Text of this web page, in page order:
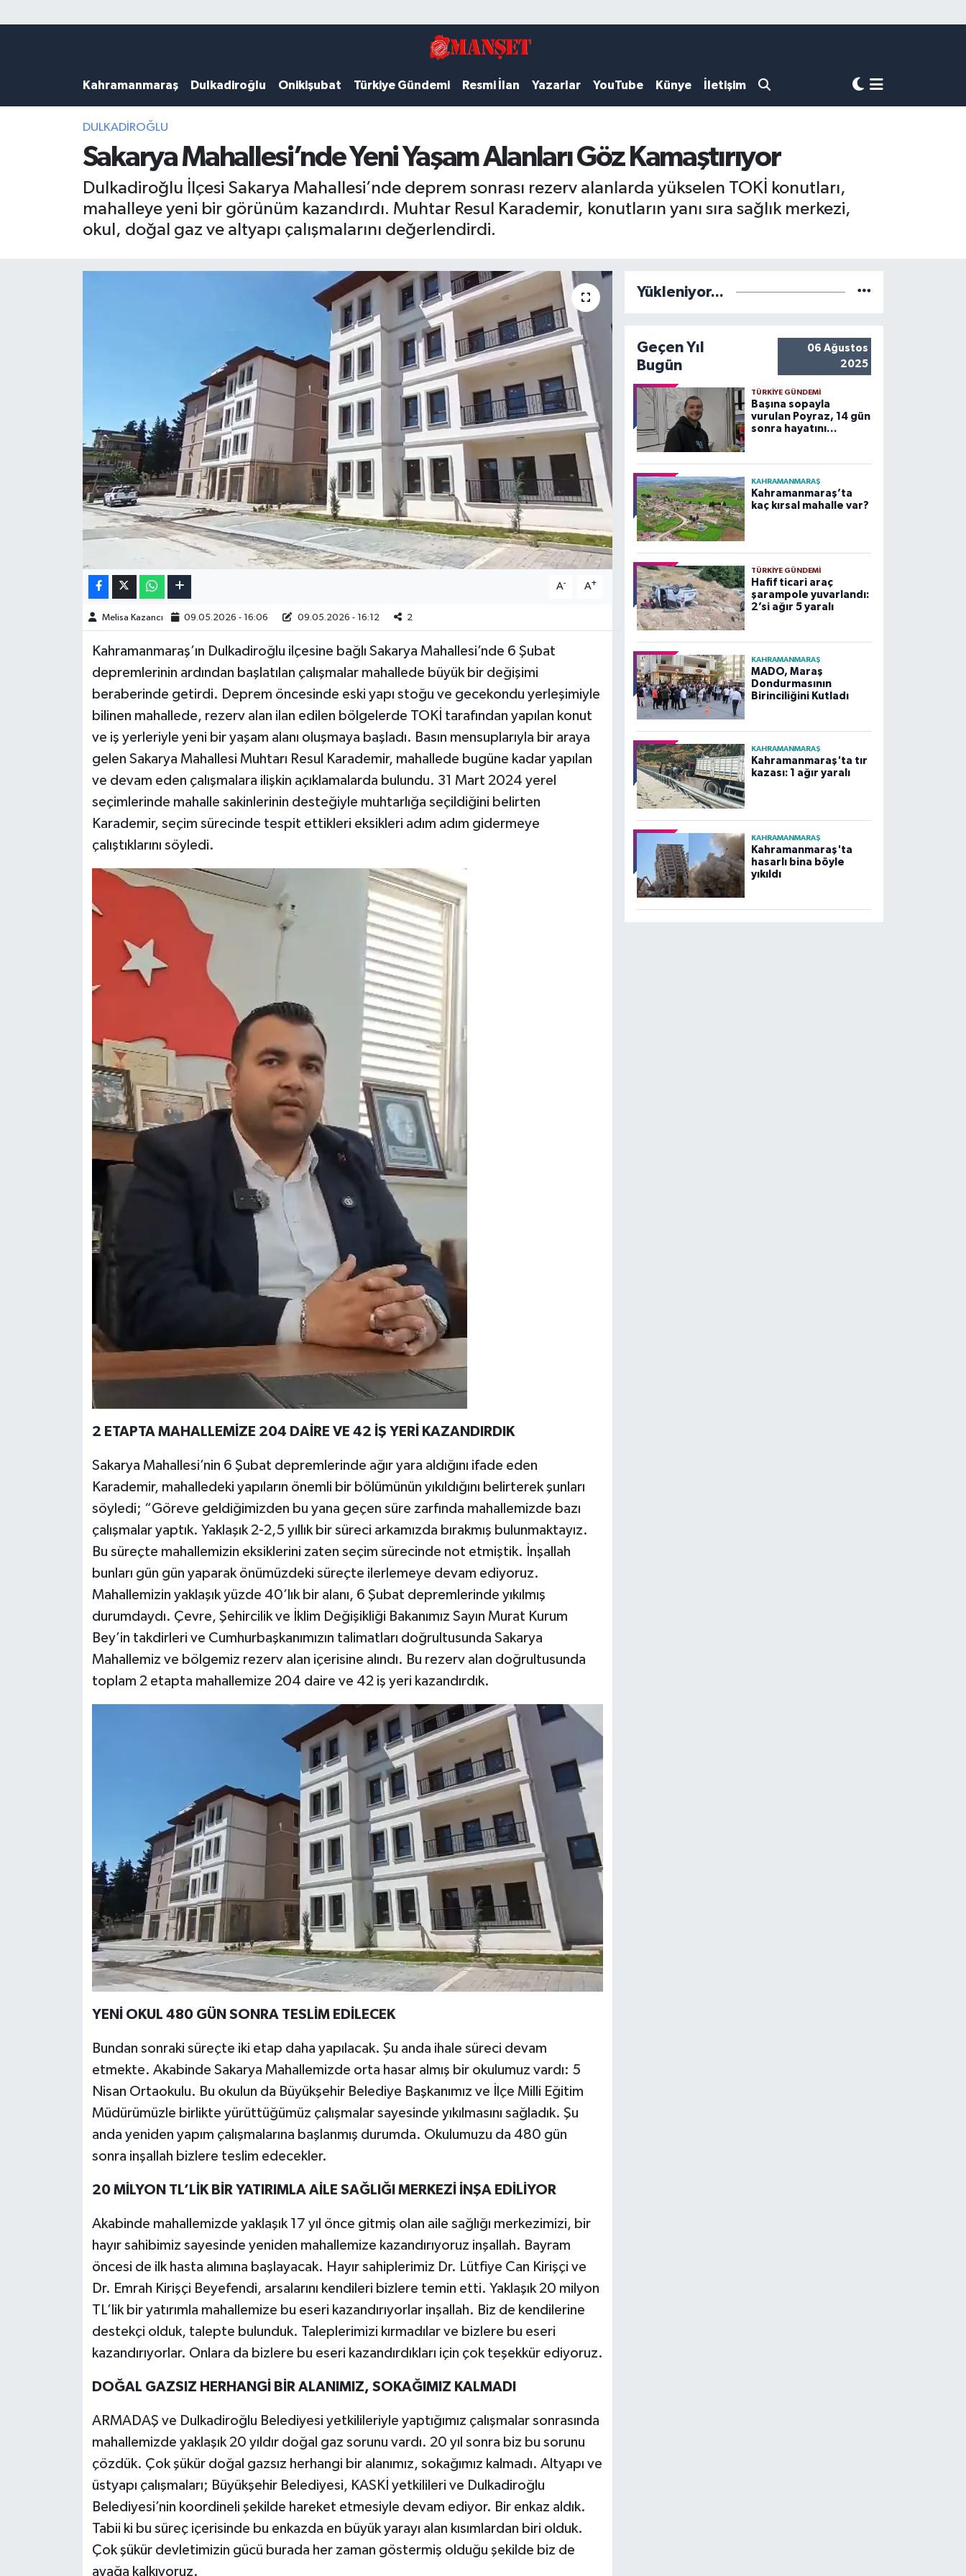
Kahramanmaraş Dulkadiroğlu Onikişubat Türkiye Gündemi Resmi İlan Yazarlar YouTube Künye İletişim
DULKADİROĞLU
Sakarya Mahallesi’nde Yeni Yaşam Alanları Göz Kamaştırıyor
Dulkadiroğlu İlçesi Sakarya Mahallesi’nde deprem sonrası rezerv alanlarda yükselen TOKİ konutları,
mahalleye yeni bir görünüm kazandırdı. Muhtar Resul Karademir, konutların yanı sıra sağlık merkezi,
okul, doğal gaz ve altyapı çalışmalarını değerlendirdi.
A- A+
Melisa Kazancı 09.05.2026 - 16:06 09.05.2026 - 16:12 2
Kahramanmaraş’ın Dulkadiroğlu ilçesine bağlı Sakarya Mahallesi’nde 6 Şubat
depremlerinin ardından başlatılan çalışmalar mahallede büyük bir değişimi
beraberinde getirdi. Deprem öncesinde eski yapı stoğu ve gecekondu yerleşimiyle
bilinen mahallede, rezerv alan ilan edilen bölgelerde TOKİ tarafından yapılan konut
ve iş yerleriyle yeni bir yaşam alanı oluşmaya başladı. Basın mensuplarıyla bir araya
gelen Sakarya Mahallesi Muhtarı Resul Karademir, mahallede bugüne kadar yapılan
ve devam eden çalışmalara ilişkin açıklamalarda bulundu. 31 Mart 2024 yerel
seçimlerinde mahalle sakinlerinin desteğiyle muhtarlığa seçildiğini belirten
Karademir, seçim sürecinde tespit ettikleri eksikleri adım adım gidermeye
çalıştıklarını söyledi.
2 ETAPTA MAHALLEMİZE 204 DAİRE VE 42 İŞ YERİ KAZANDIRDIK
Sakarya Mahallesi’nin 6 Şubat depremlerinde ağır yara aldığını ifade eden
Karademir, mahalledeki yapıların önemli bir bölümünün yıkıldığını belirterek şunları
söyledi; “Göreve geldiğimizden bu yana geçen süre zarfında mahallemizde bazı
çalışmalar yaptık. Yaklaşık 2-2,5 yıllık bir süreci arkamızda bırakmış bulunmaktayız.
Bu süreçte mahallemizin eksiklerini zaten seçim sürecinde not etmiştik. İnşallah
bunları gün gün yaparak önümüzdeki süreçte ilerlemeye devam ediyoruz.
Mahallemizin yaklaşık yüzde 40’lık bir alanı, 6 Şubat depremlerinde yıkılmış
durumdaydı. Çevre, Şehircilik ve İklim Değişikliği Bakanımız Sayın Murat Kurum
Bey’in takdirleri ve Cumhurbaşkanımızın talimatları doğrultusunda Sakarya
Mahallemiz ve bölgemiz rezerv alan içerisine alındı. Bu rezerv alan doğrultusunda
toplam 2 etapta mahallemize 204 daire ve 42 iş yeri kazandırdık.
YENİ OKUL 480 GÜN SONRA TESLİM EDİLECEK
Bundan sonraki süreçte iki etap daha yapılacak. Şu anda ihale süreci devam
etmekte. Akabinde Sakarya Mahallemizde orta hasar almış bir okulumuz vardı: 5
Nisan Ortaokulu. Bu okulun da Büyükşehir Belediye Başkanımız ve İlçe Milli Eğitim
Müdürümüzle birlikte yürüttüğümüz çalışmalar sayesinde yıkılmasını sağladık. Şu
anda yeniden yapım çalışmalarına başlanmış durumda. Okulumuzu da 480 gün
sonra inşallah bizlere teslim edecekler.
20 MİLYON TL’LİK BİR YATIRIMLA AİLE SAĞLIĞI MERKEZİ İNŞA EDİLİYOR
Akabinde mahallemizde yaklaşık 17 yıl önce gitmiş olan aile sağlığı merkezimizi, bir
hayır sahibimiz sayesinde yeniden mahallemize kazandırıyoruz inşallah. Bayram
öncesi de ilk hasta alımına başlayacak. Hayır sahiplerimiz Dr. Lütfiye Can Kirişçi ve
Dr. Emrah Kirişçi Beyefendi, arsalarını kendileri bizlere temin etti. Yaklaşık 20 milyon
TL’lik bir yatırımla mahallemize bu eseri kazandırıyorlar inşallah. Biz de kendilerine
destekçi olduk, talepte bulunduk. Taleplerimizi kırmadılar ve bizlere bu eseri
kazandırıyorlar. Onlara da bizlere bu eseri kazandırdıkları için çok teşekkür ediyoruz.
DOĞAL GAZSIZ HERHANGİ BİR ALANIMIZ, SOKAĞIMIZ KALMADI
ARMADAŞ ve Dulkadiroğlu Belediyesi yetkilileriyle yaptığımız çalışmalar sonrasında
mahallemizde yaklaşık 20 yıldır doğal gaz sorunu vardı. 20 yıl sonra biz bu sorunu
çözdük. Çok şükür doğal gazsız herhangi bir alanımız, sokağımız kalmadı. Altyapı ve
üstyapı çalışmaları; Büyükşehir Belediyesi, KASKİ yetkilileri ve Dulkadiroğlu
Belediyesi’nin koordineli şekilde hareket etmesiyle devam ediyor. Bir enkaz aldık.
Tabii ki bu süreç içerisinde bu enkazda en büyük yarayı alan kısımlardan biri olduk.
Çok şükür devletimizin gücü burada her zaman göstermiş olduğu şekilde biz de
ayağa kalkıyoruz.
Yükleniyor...
Geçen Yıl
Bugün
06 Ağustos
2025
TÜRKIYE GÜNDEMI
Başına sopayla
vurulan Poyraz, 14 gün
sonra hayatını
KAHRAMANMARAŞ
Kahramanmaraş’ta
kaç kırsal mahalle var?
TÜRKIYE GÜNDEMI
Hafif ticari araç
şarampole yuvarlandı:
2’si ağır 5 yaralı
KAHRAMANMARAŞ
MADO, Maraş
Dondurmasının
Birinciliğini Kutladı
KAHRAMANMARAŞ
Kahramanmaraş'ta tır
kazası: 1 ağır yaralı
KAHRAMANMARAŞ
Kahramanmaraş'ta
hasarlı bina böyle
yıkıldı
DULKADİROĞLU
KAHRAMANMARAŞ
ONİKİŞUBAT
ÖZEL HABER
Kahramanmaraş Hava Durumu
Kahramanmaraş Trafik Yoğunluk Haritası
Süper Lig Puan Durumu ve Fikstür
Tüm Manşetler
Son Dakika Haberleri
Haber Arşivi